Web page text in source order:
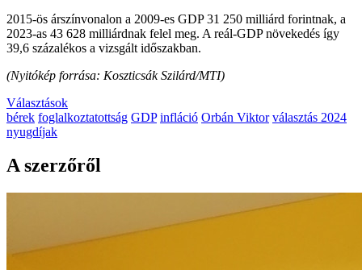
2015-ös árszínvonalon a 2009-es GDP 31 250 milliárd forintnak, a
2023-as 43 628 milliárdnak felel meg. A reál-GDP növekedés így
39,6 százalékos a vizsgált időszakban.
(Nyitókép forrása: Koszticsák Szilárd/MTI)
Választások
bérek foglalkoztatottság GDP infláció Orbán Viktor választás 2024
nyugdíjak
A szerzőről